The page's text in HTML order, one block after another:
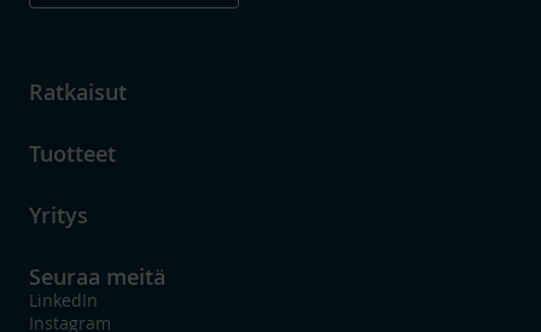
Ratkaisut
Tuotteet
Yritys
Seuraa meitä
LinkedIn
Instagram